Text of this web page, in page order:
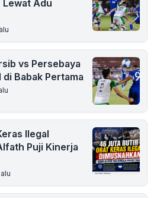
Lewat Adu
vs Persebaya
di Babak Pertama
Ilegal
Puji Kinerja